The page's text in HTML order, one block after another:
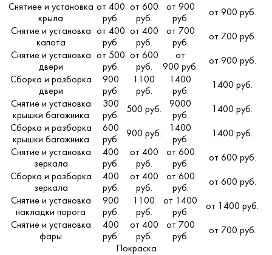
Снятиее и установка
крыла
от 400
руб.
от 600
руб.
от 900
руб.
от 900 руб.
Снятие и установка
капота
от 400
руб.
от 400
руб.
от 700
руб.
от 700 руб.
Снятие и установка
двери
от 500
руб.
от 600
руб.
от
900 руб.
от 900 руб.
Сборка и разборка
двери
900
руб.
1100
руб.
1400
руб.
1400 руб.
Снятие и установка
крышки багажника
300
руб.
500 руб.
9000
руб.
1400 руб.
Сборка и разборка
крышки багажника
600
руб.
900 руб.
1400
руб.
1400 руб.
Снятие и установка
зеркала
400
руб.
от 400
руб.
от 600
руб.
от 600 руб.
Сборка и разборка
зеркала
400
руб.
от 400
руб.
от 600
руб.
от 600 руб.
Снятие и установка
накладки порога
900
руб.
1100
руб.
от 1400
руб.
от 1400 руб.
Снятие и установка
фары
400
руб.
от 400
руб.
от 700
руб.
от 700 руб.
Покраска